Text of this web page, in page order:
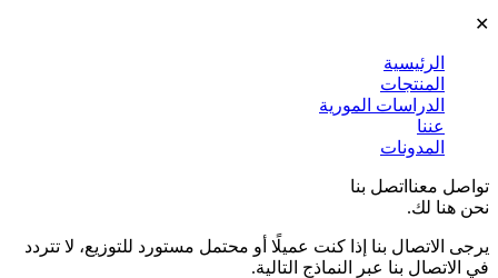
✕
الرئيسية
المنتجات
الدراسات المورية
عننا
المدونات
تواصل معنا اتصل بنا
نحن هنا لك.
يرجى الاتصال بنا إذا كنت عميلًا أو محتمل مستورد للتوزيع، لا تتردد
في الاتصال بنا عبر النماذج التالية.